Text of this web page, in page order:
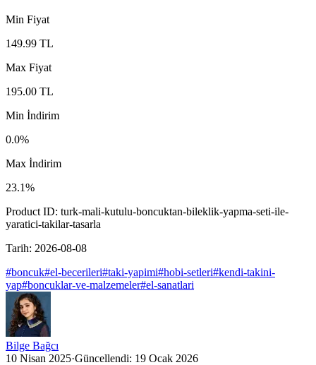
Min Fiyat
149.99 TL
Max Fiyat
195.00 TL
Min İndirim
0.0%
Max İndirim
23.1%
Product ID: turk-mali-kutulu-boncuktan-bileklik-yapma-seti-ile-
yaratici-takilar-tasarla
Tarih: 2026-08-08
#boncuk#el-becerileri#taki-yapimi#hobi-setleri#kendi-takini-
yap#boncuklar-ve-malzemeler#el-sanatlari
Bilge Bağcı
10 Nisan 2025·Güncellendi: 19 Ocak 2026